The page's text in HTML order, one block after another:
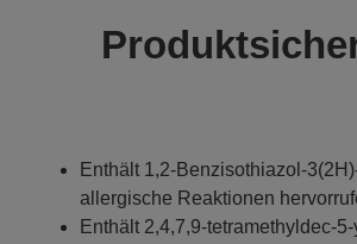
Enthält 1,2-Benzisothiazol-
allergische Reaktionen
Enthält 2,4,7,9-tetramethyldec-